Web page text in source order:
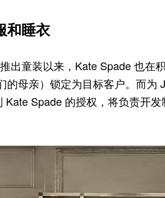
和睡衣
出童装以来，Kate Spade 也在
的母亲）锁定为目标客户。而为
Kate Spade 的授权，将负责开